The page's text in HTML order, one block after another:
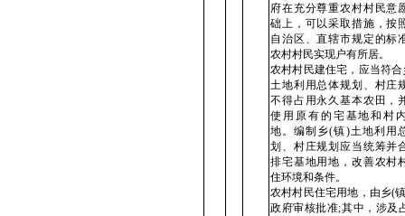
府在充分尊重农村村民意
础上，可以采取措施，按
自治区、直辖市规定的标
农村村民实现户有所居。
农村村民建住宅，应当符
土地利用总体规划、村庄
不得占用永久基本农田，
使用原有的宅基地和村
地。编制乡(镇)土地利用
划、村庄规划应当统筹并
排宅基地用地，改善农村
住环境和条件。
农村村民住宅用地，由乡(
政府审核批准;其中，涉及